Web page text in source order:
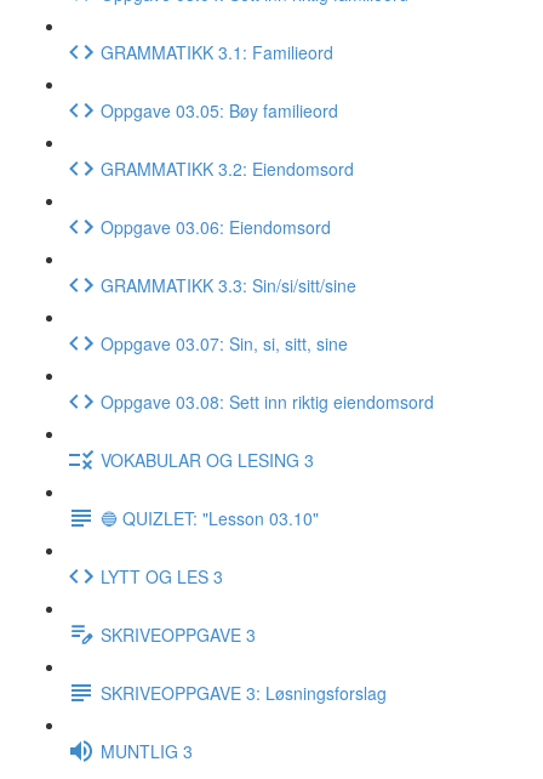
GRAMMATIKK 3.1: Familieord
Oppgave 03.05: Bøy familieord
GRAMMATIKK 3.2: Eiendomsord
Oppgave 03.06: Eiendomsord
GRAMMATIKK 3.3: Sin/si/sitt/sine
Oppgave 03.07: Sin, si, sitt, sine
Oppgave 03.08: Sett inn riktig eiendomsord
VOKABULAR OG LESING 3
🔵 QUIZLET: "Lesson 03.10"
LYTT OG LES 3
SKRIVEOPPGAVE 3
SKRIVEOPPGAVE 3: Løsningsforslag
MUNTLIG 3